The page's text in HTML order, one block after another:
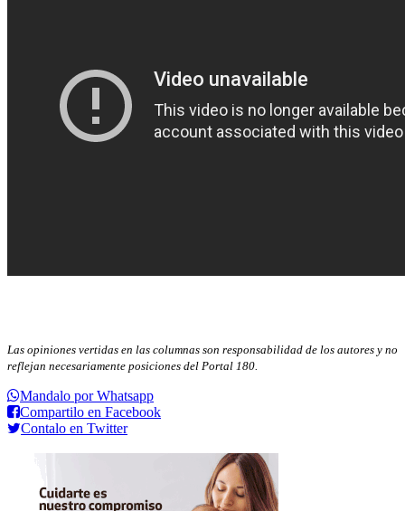
Las opiniones vertidas en las columnas son responsabilidad de los autores y no
reflejan necesariamente posiciones del Portal 180.
Mandalo por Whatsapp
Compartilo en Facebook
Contalo en Twitter